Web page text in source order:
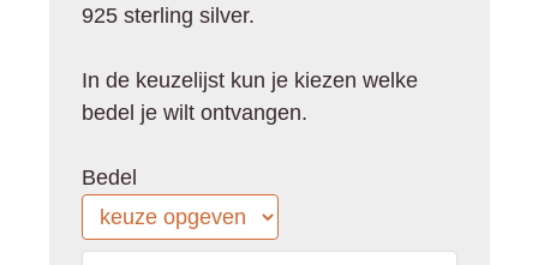
925 sterling silver.
In de keuzelijst kun je kiezen welke
bedel je wilt ontvangen.
Bedel